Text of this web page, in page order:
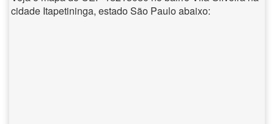
cidade Itapetininga, estado São Paulo abaixo: